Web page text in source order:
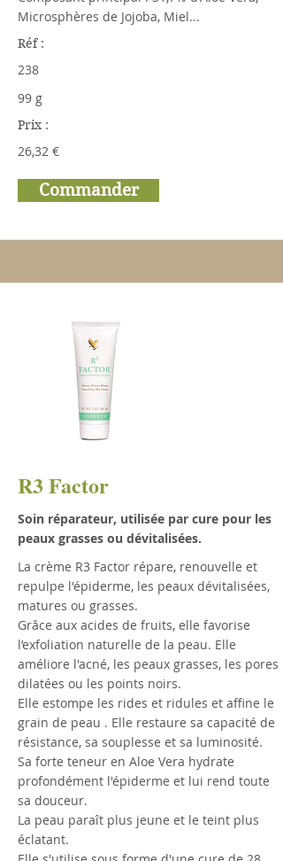
Microsphères de Jojoba, Miel...
Réf :
238
99 g
Prix :
26,32 €
Commander
R3 Factor
Soin réparateur, utilisée par cure pour les
peaux grasses ou dévitalisées.
La crème R3 Factor répare, renouvelle et
repulpe l'épiderme, les peaux dévitalisées,
matures ou grasses.
Grâce aux acides de fruits, elle favorise
l’exfoliation naturelle de la peau. Elle
améliore l'acné, les peaux grasses, les pores
dilatées ou les points noirs.
Elle estompe les rides et ridules et affine le
grain de peau . Elle restaure sa capacité de
résistance, sa souplesse et sa luminosité.
Sa forte teneur en Aloe Vera hydrate
profondément l'épiderme et lui rend toute
sa douceur.
La peau paraît plus jeune et le teint plus
éclatant.